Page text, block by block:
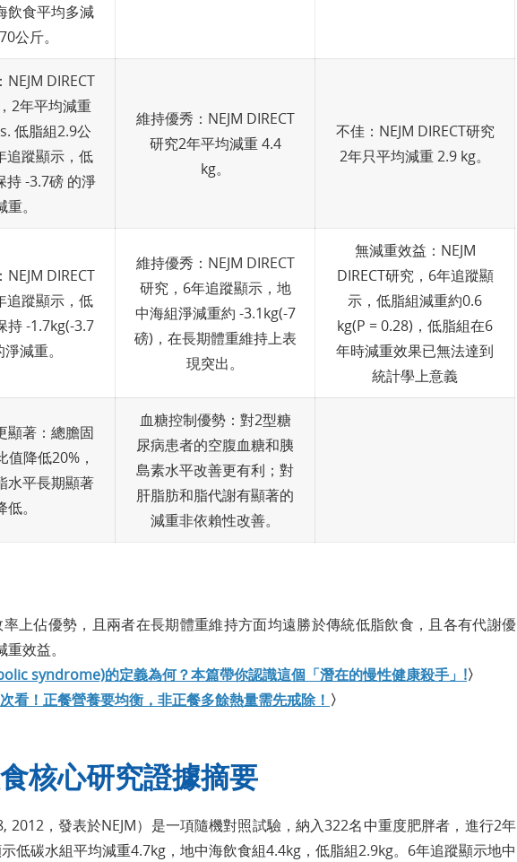
飲食平均多減
公斤。
DIRECT
2年平均減重
低脂組2.9公
追蹤顯示，低
持 -3.7磅 的淨
重。
維持優秀：NEJM DIRECT
研究2年平均減重 4.4
kg。
不佳：NEJM DIRECT研究
2年只平均減重 2.9 kg。
DIRECT
追蹤顯示，低
持 -1.7kg(-3.7
減重。
維持優秀：NEJM DIRECT
研究，6年追蹤顯示，地
中海組淨減重約 -3.1kg(-7
磅)，在長期體重維持上表
現突出。
無減重效益：NEJM
DIRECT研究，6年追蹤顯
示，低脂組減重約0.6
kg(P = 0.28)，低脂組在6
年時減重效果已無法達到
統計學上意義
顯著：總膽固
值降低20%，
水平長期顯著
低。
血糖控制優勢：對2型糖
尿病患者的空腹血糖和胰
島素水平改善更有利；對
肝脂肪和脂代謝有顯著的
減重非依賴性改善。
上佔優勢，且兩者在長期體重維持方面均遠勝於傳統低脂飲食，且各有代謝優
效益。
syndrome)的定義為何？本篇帶你認識這個「潛在的慢性健康殺手」!〉
看！正餐營養要均衡，非正餐多餘熱量需先戒除！ 〉
核心研究證據摘要
2012，發表於NEJM）是一項隨機對照試驗，納入322名中重度肥胖者，進行2年
低碳水組平均減重4.7kg，地中海飲食組4.4kg，低脂組2.9kg。6年追蹤顯示地中